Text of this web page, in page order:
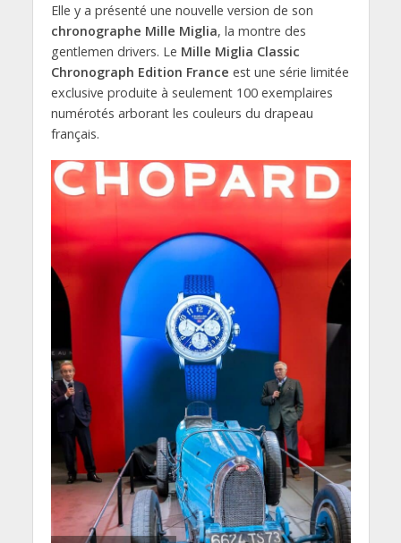
Elle y a présenté une nouvelle version de son
chronographe Mille Miglia, la montre des
gentlemen drivers. Le Mille Miglia Classic
Chronograph Edition France est une série limitée
exclusive produite à seulement 100 exemplaires
numérotés arborant les couleurs du drapeau
français.